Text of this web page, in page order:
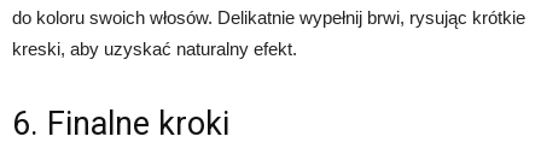
do koloru swoich włosów. Delikatnie wypełnij brwi, rysując krótkie
kreski, aby uzyskać naturalny efekt.
6. Finalne kroki